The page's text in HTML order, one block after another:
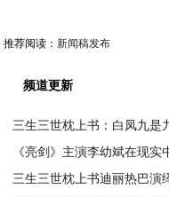
推荐阅读：新闻稿发布
频道更新
三生三世枕上书：白凤九是
《亮剑》主演李幼斌在现
三生三世枕上书迪丽热巴演